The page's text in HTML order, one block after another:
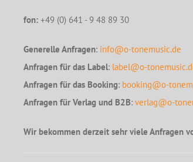
fon: +49 (0) 641 - 9 48 89 30
Generelle Anfragen: info@o-tonemusic.de
Anfragen für das Label: label@o-
Anfragen für das Booking: booking@o-
Anfragen für Verlag und B2B: verlag@o-
Wir bekommen derzeit sehr viele Anfragen